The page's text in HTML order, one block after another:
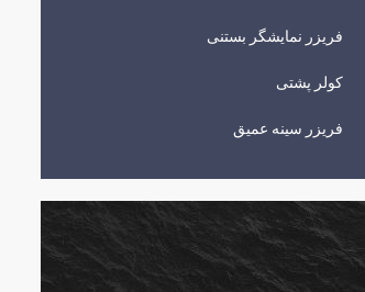
فریزر نمایشگر بستنی
کولر پشتی
فریزر سینه عمیق